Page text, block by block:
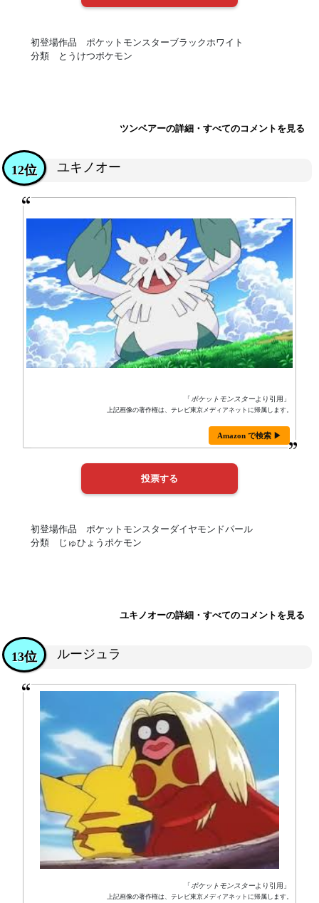
初登場作品 ポケットモンスターブラックホワイト
分類 とうけつポケモン
ツンベアーの詳細・すべてのコメントを見る
ユキノオー
12位
「ポケットモンスターより引用」
上記画像の著作権は、テレビ東京メディアネットに帰属します。
Amazon で検索 ▶
初登場作品 ポケットモンスターダイヤモンドパール
分類 じゅひょうポケモン
ユキノオーの詳細・すべてのコメントを見る
ルージュラ
13位
「ポケットモンスターより引用」
上記画像の著作権は、テレビ東京メディアネットに帰属します。